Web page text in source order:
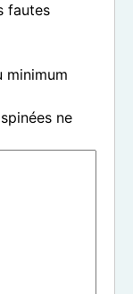
fautes
minimum
ne